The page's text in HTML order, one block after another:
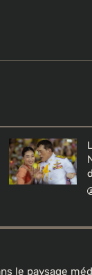
le paysage